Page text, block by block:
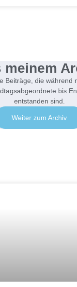
meinem
Beiträge, die während
bis
entstanden sind.
Weiter zum Archiv